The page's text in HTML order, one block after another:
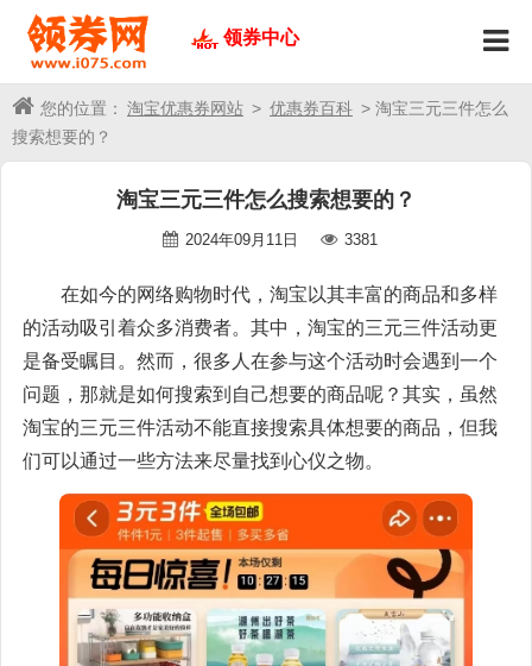
领券中心
您的位置： 淘宝优惠券网站 > 优惠券百科 > 淘宝三元三件怎么
搜索想要的？
淘宝三元三件怎么搜索想要的？
2024年09月11日 3381
在如今的网络购物时代，淘宝以其丰富的商品和多样
的活动吸引着众多消费者。其中，淘宝的三元三件活动更
是备受瞩目。然而，很多人在参与这个活动时会遇到一个
问题，那就是如何搜索到自己想要的商品呢？其实，虽然
淘宝的三元三件活动不能直接搜索具体想要的商品，但我
们可以通过一些方法来尽量找到心仪之物。